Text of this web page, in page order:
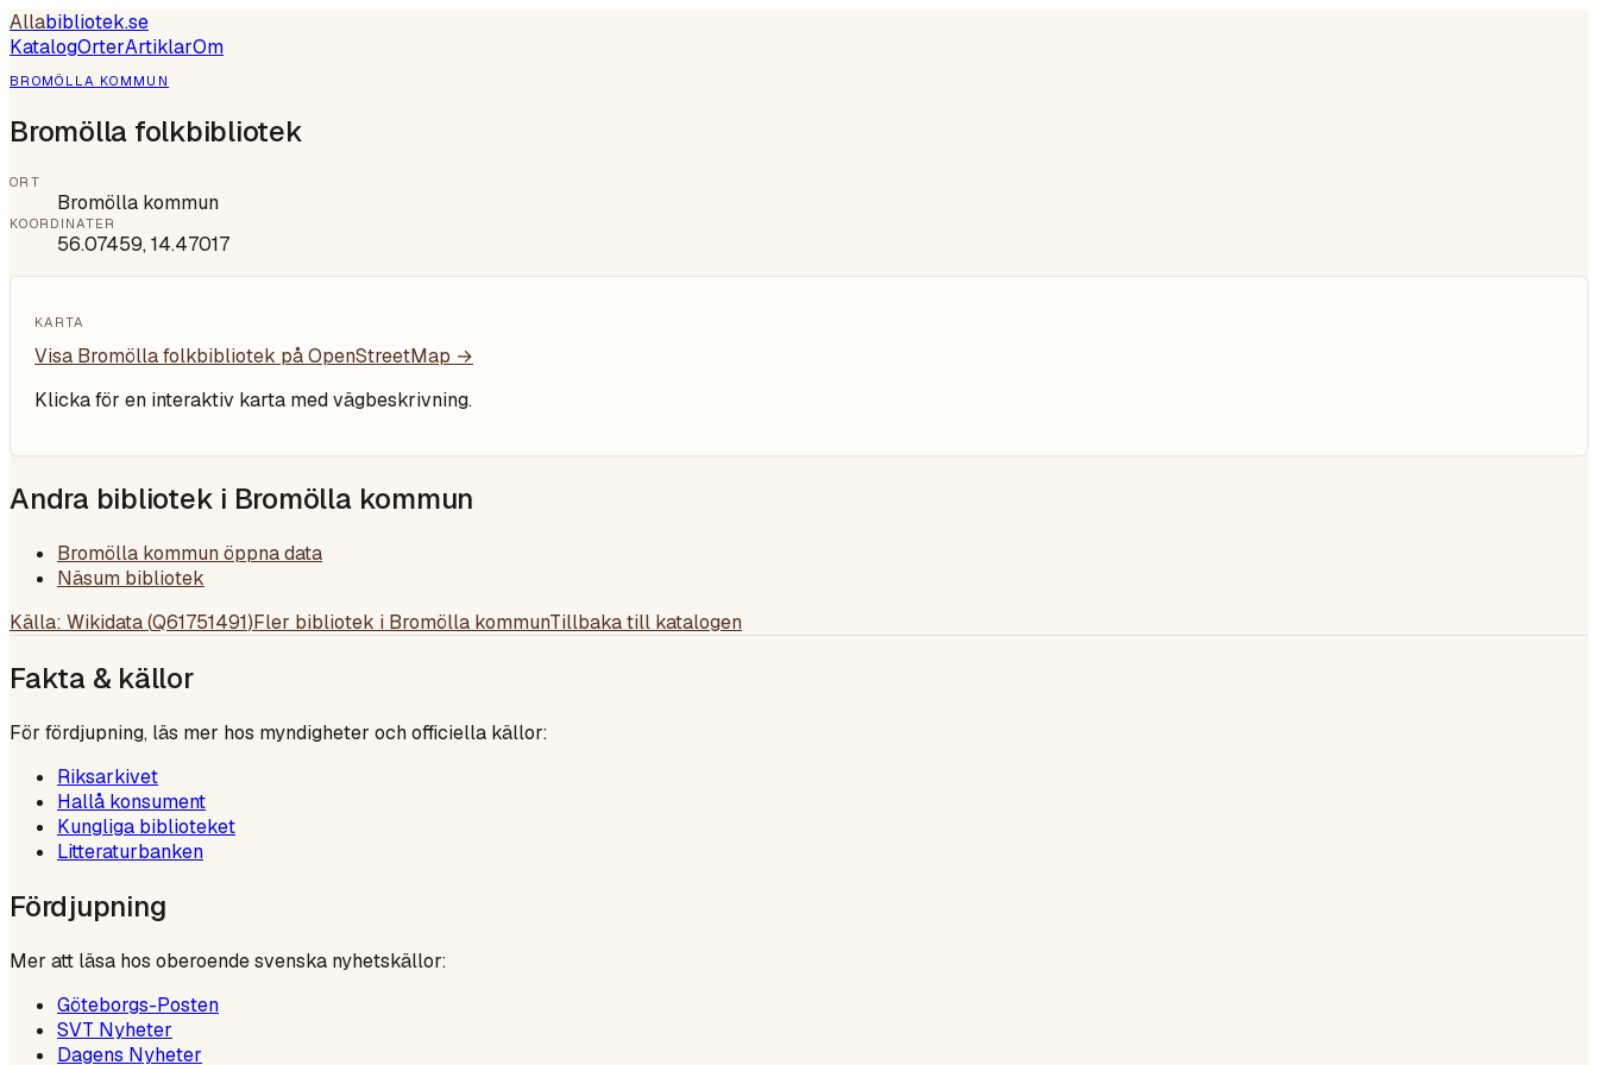
Allabibliotek.se
KatalogOrterArtiklarOm
BROMÖLLA KOMMUN
Bromölla folkbibliotek
ORT
Bromölla kommun
KOORDINATER
56.07459,14.47017
KARTA
Visa Bromölla folkbibliotek på OpenStreetMap →
Klicka för en interaktiv karta med vägbeskrivning.
Andra bibliotek i Bromölla kommun
Bromölla kommun öppna data
Näsum bibliotek
Källa: Wikidata (Q61751491)Fler bibliotek i Bromölla kommunTillbaka till katalogen
Fakta & källor
För fördjupning, läs mer hos myndigheter och officiella källor:
Riksarkivet
Hallå konsument
Kungliga biblioteket
Litteraturbanken
Fördjupning
Mer att läsa hos oberoende svenska nyhetskällor:
Göteborgs-Posten
SVT Nyheter
Dagens Nyheter